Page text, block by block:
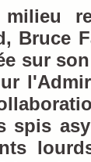
Bruce
sur
spis